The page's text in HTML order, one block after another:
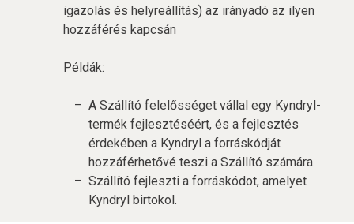
igazolás és helyreállítás) az irányadó az ilyen
hozzáférés kapcsán
Példák:
A Szállító felelősséget vállal egy Kyndryl-
termék fejlesztéséért, és a fejlesztés
érdekében a Kyndryl a forráskódját
hozzáférhetővé teszi a Szállító számára.
Szállító fejleszti a forráskódot, amelyet
Kyndryl birtokol.